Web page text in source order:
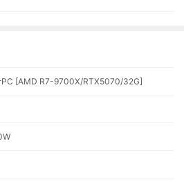
PC [AMD R7-9700X/RTX5070/32G]